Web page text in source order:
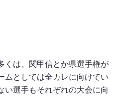
くは、関甲信とか県選手権が
ムとしては全カレに向けてい
い選手もそれぞれの大会に向